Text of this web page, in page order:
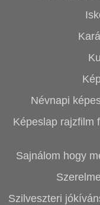
Névnapi
Képeslap rajzfilm
Sajnálom hogy
Szilveszteri